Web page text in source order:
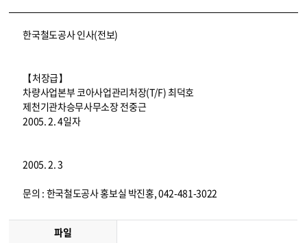
뉴스·홍보_보도자료 상세보기 – 내용, 파일, 담당자 연락처로 구성
한국철도공사 인사(전보)
【처장급】
차량사업본부 코아사업관리처장(T/F) 최덕호
제천기관차승무사무소장 전중근
2005. 2. 4일자
2005. 2. 3
문의 : 한국철도공사 홍보실 박진홍, 042-481-3022
파일